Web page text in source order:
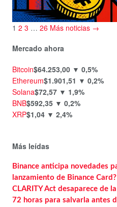
1 2 3 … 26 Más noticias →
Mercado ahora
Bitcoin$64.253,00 ▼ 0,5%
Ethereum$1.901,51 ▼ 0,2%
Solana$72,57 ▼ 1,9%
BNB$592,35 ▼ 0,2%
XRP$1,04 ▼ 2,4%
Más leídas
Binance anticipa novedades
lanzamiento de Binance Card?
CLARITY Act desaparece de
72 horas para salvarla antes